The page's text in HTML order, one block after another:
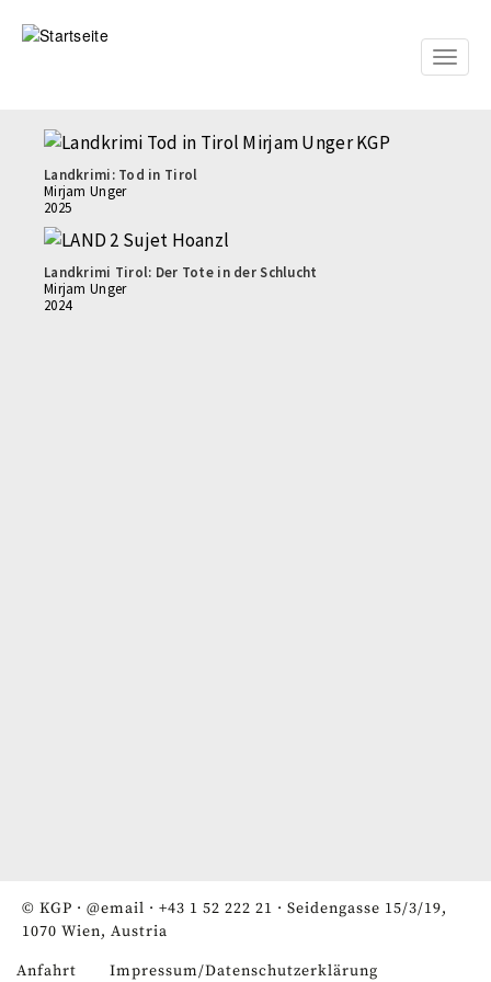
zum
Toggle
Landkrimi: Tod in Tirol
Mirjam Unger
2025
Landkrimi Tirol: Der Tote in der Schlucht
Mirjam Unger
2024
© KGP · @email · +43 1 52 222 21 · Seidengasse 15/3/19,
1070 Wien, Austria
Anfahrt Impressum/Datenschutzerklärung